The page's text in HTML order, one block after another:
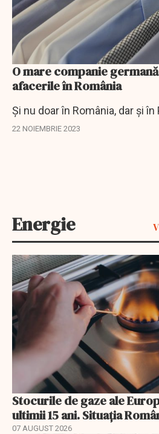
O mare companie
afacerile în România
Și nu doar în România, dar și în
22 NOIEMBRIE 2023
Energie
Stocurile de gaze ale
ultimii 15 ani. Situația
07 AUGUST 2026